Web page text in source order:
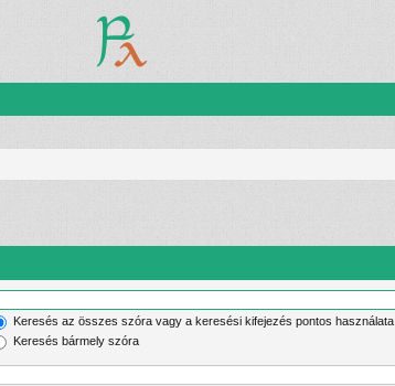
Keresés az összes szóra vagy a keresési kifejezés pontos használata
Keresés bármely szóra